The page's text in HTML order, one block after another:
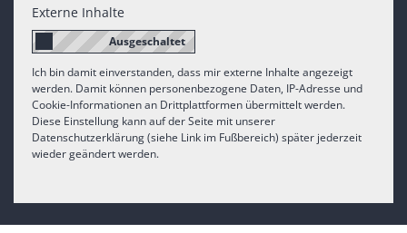
Externe Inhalte
Ich bin damit einverstanden, dass mir externe Inhalte angezeigt
werden. Damit können personenbezogene Daten, IP-Adresse und
Cookie-Informationen an Drittplattformen übermittelt werden.
Diese Einstellung kann auf der Seite mit unserer
Datenschutzerklärung (siehe Link im Fußbereich) später jederzeit
wieder geändert werden.